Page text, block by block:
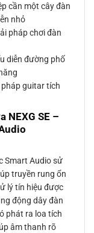
cần một cây đàn
nhỏ
pháp chơi đàn
diễn đường phố
guitar tích
NEXG SE –
Smart Audio sử
truyền rung ổn
lý tín hiệu được
động dây đàn
phát ra loa tích
âm thanh rõ